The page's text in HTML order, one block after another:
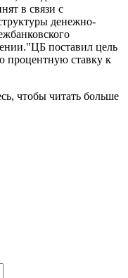
в связи с
денежно-
поставил цель
процентную ставку к
чтобы читать больше